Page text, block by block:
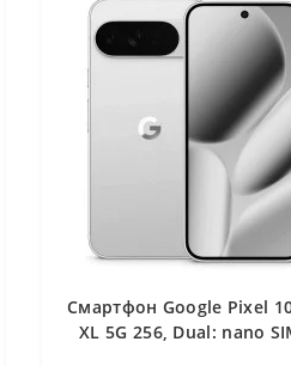
Смартфон Google Pixel
XL 5G 256, Dual: nano